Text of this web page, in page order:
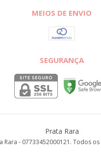
MEIOS DE ENVIO
SEGURANÇA
Prata Rara
Rara - 07733452000121. Todos